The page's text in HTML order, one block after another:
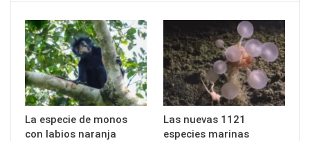
La especie de monos
con labios naranja
Las nuevas 1121
especies marinas